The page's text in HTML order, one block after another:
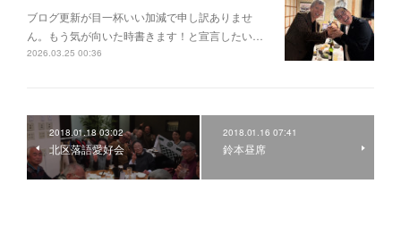
ブログ更新が目一杯いい加減で申し訳ありませ
ん。もう気が向いた時書きます！と宣言したい…
2026.03.25 00:36
2018.01.18 03:02
北区落語愛好会
2018.01.16 07:41
鈴本昼席